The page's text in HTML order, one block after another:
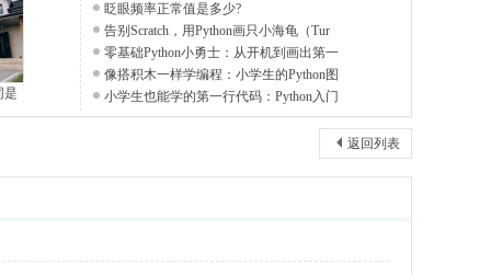
是
眨眼频率正常值是多少?
告别Scratch，用Python画只小海龟（Tur
零基础Python小勇士：从开机到画出第一
像搭积木一样学编程：小学生的Python图
小学生也能学的第一行代码：Python入门
返回列表